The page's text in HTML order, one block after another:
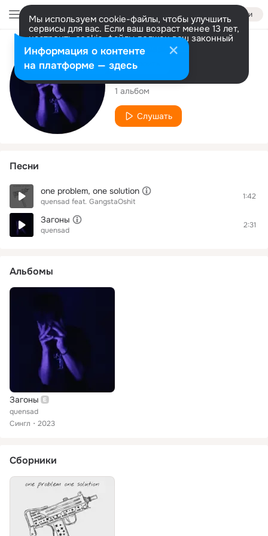
Войти
Мы используем cookie-файлы, чтобы улучшить
сервисы для вас. Если ваш возраст менее 13 лет,
настроить cookie-файлы должен ваш законный
представитель. Больше информации
Разрешить все Настроить
Исполнитель
quensad
1 альбом
Слушать
Песни
one problem, one solution
quensad feat. GangstaOshit
1:42
Загоны
quensad
2:31
Альбомы
Загоны
quensad
Сингл
2023
Сборники
Информация о контенте
на платформе — здесь